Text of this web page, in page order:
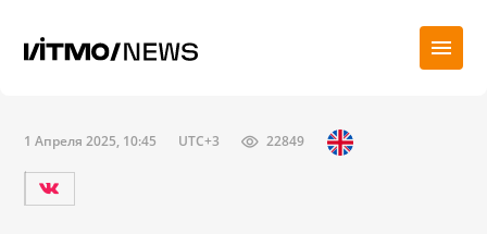
1 Апреля 2025, 10:45 UTC+3 22849